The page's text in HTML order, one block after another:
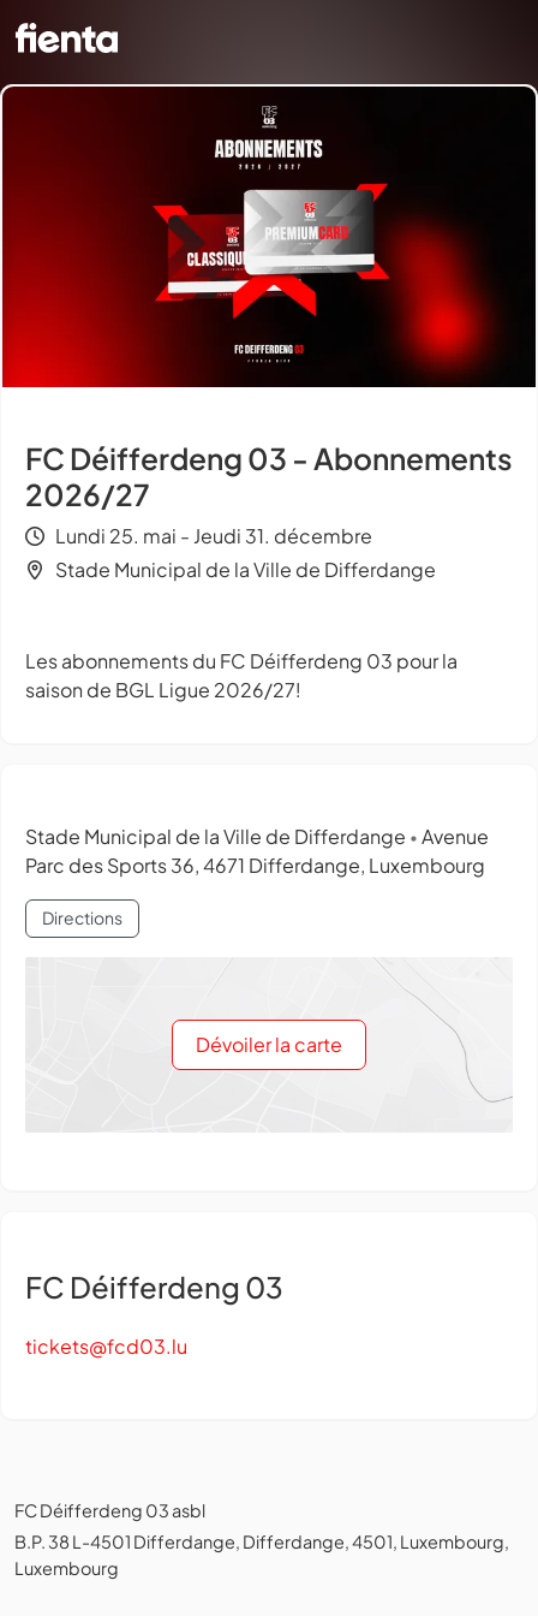
FC Déifferdeng 03 - Abonnements
2026/27
Lundi 25. mai - Jeudi 31. décembre
Stade Municipal de la Ville de Differdange
Les abonnements du FC Déifferdeng 03 pour la
saison de BGL Ligue 2026/27!
Stade Municipal de la Ville de Differdange • Avenue
Parc des Sports 36, 4671 Differdange, Luxembourg
Directions
Dévoiler la carte
FC Déifferdeng 03
tickets@fcd03.lu
FC Déifferdeng 03 asbl
B.P. 38 L-4501 Differdange, Differdange, 4501, Luxembourg,
Luxembourg